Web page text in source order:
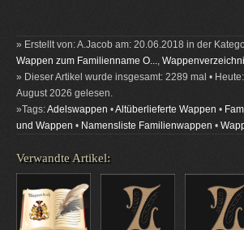
» Erstellt von: A.Jacob am: 20.06.2018 in der
Wappen zum Familienname O...,
» Dieser Artikel wurde insgesamt: 2289 mal •
August 2026 gelesen.
»Tags:Adelswappen •Altüberlieferte Wappen •
und Wappen • Namensliste Familienwappen •
Verwandte Artikel: